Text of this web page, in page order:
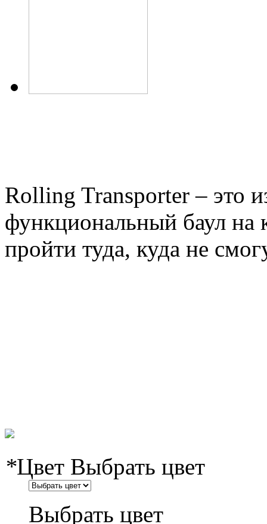
Rolling Transporter – это
функциональный баул на
пройти туда, куда не
*Цвет Выбрать цвет
Выбрать цвет